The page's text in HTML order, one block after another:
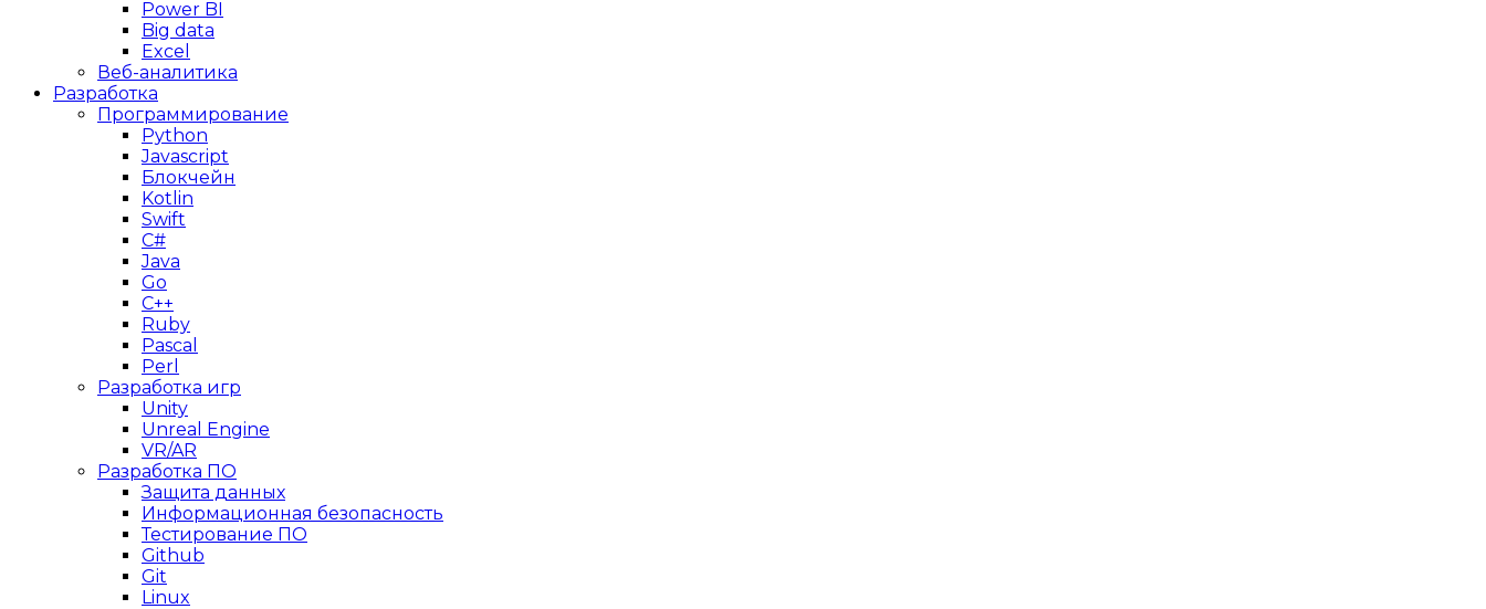
Power BI
Big data
Excel
Веб-аналитика
Разработка
Программирование
Python
Javascript
Блокчейн
Kotlin
Swift
C#
Java
Go
C++
Ruby
Pascal
Perl
Разработка игр
Unity
Unreal Engine
VR/AR
Разработка ПО
Защита данных
Информационная безопасность
Тестирование ПО
Github
Git
Linux